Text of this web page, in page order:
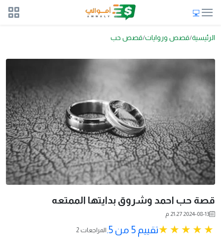
الرئيسية قصص وروايات قصص حب
قصة حب احمد وشروق بدايتها الممتعه
2024-08-13 21:27 م
تقييم 5 من 5. 2 المراجعات